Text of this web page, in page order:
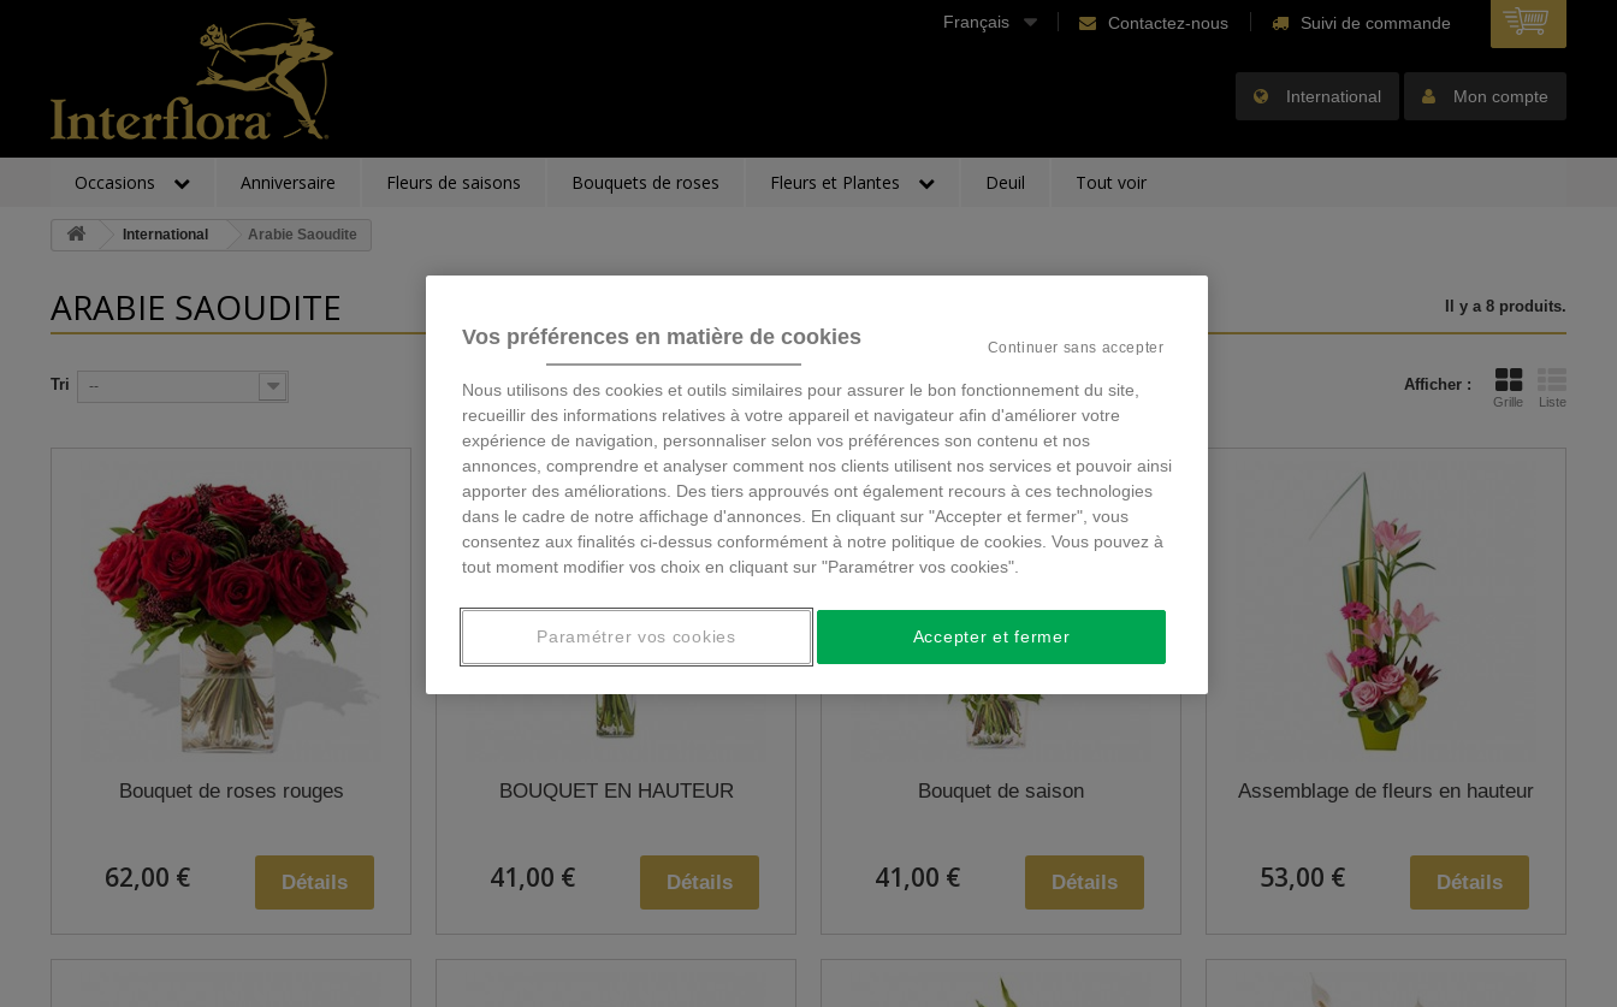
Français Contactez-nous Suivi de commande
International Mon compte
Occasions Anniversaire Fleurs de saisons Bouquets de roses Fleurs et Plantes Deuil Tout voir
International Arabie Saoudite
ARABIE SAOUDITE Il y a 8 produits.
Afficher :
Grille Liste
Tri --
Bouquet de roses rouges
62,00 € Détails
BOUQUET EN HAUTEUR
41,00 € Détails
Bouquet de saison
41,00 € Détails
Assemblage de fleurs en hauteur
53,00 € Détails
Vos préférences en matière de cookies
Nous utilisons des cookies et outils similaires pour assurer le bon fonctionnement du site,
recueillir des informations relatives à votre appareil et navigateur afin d'améliorer votre
expérience de navigation, personnaliser selon vos préférences son contenu et nos
annonces, comprendre et analyser comment nos clients utilisent nos services et pouvoir ainsi
apporter des améliorations. Des tiers approuvés ont également recours à ces technologies
dans le cadre de notre affichage d'annonces. En cliquant sur "Accepter et fermer", vous
consentez aux finalités ci-dessus conformément à notre politique de cookies. Vous pouvez à
tout moment modifier vos choix en cliquant sur "Paramétrer vos cookies".
Continuer sans accepter
Accepter et fermer
Paramétrer vos cookies